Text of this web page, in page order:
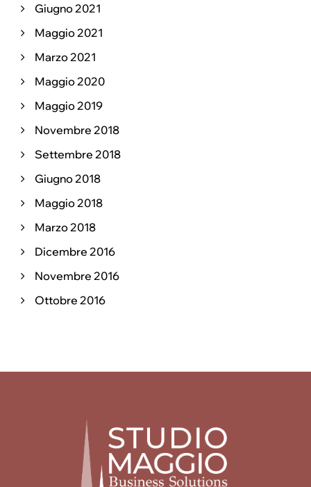
Giugno 2021
Maggio 2021
Marzo 2021
Maggio 2020
Maggio 2019
Novembre 2018
Settembre 2018
Giugno 2018
Maggio 2018
Marzo 2018
Dicembre 2016
Novembre 2016
Ottobre 2016